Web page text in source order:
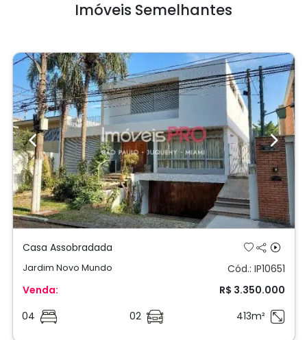
Imóveis Semelhantes
Previous Next
Casa Assobradada
Jardim Novo Mundo
Cód.: IP10651
Venda:
R$ 3.350.000
04
02 413m²